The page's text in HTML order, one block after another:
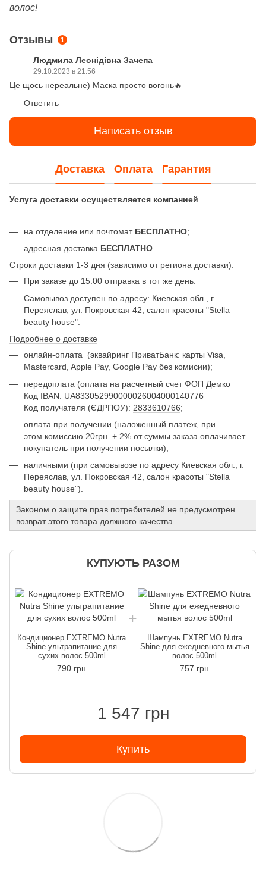
волос!
Отзывы 1
Людмила Леонідівна Зачепа
29.10.2023 в 21:56
Це щось нереальне) Маска просто вогонь🔥
Ответить
Написать отзыв
Доставка Оплата Гарантия
Услуга доставки осуществляется компанией
на отделение или почтомат БЕСПЛАТНО;
адресная доставка БЕСПЛАТНО
Строки доставки 1-3 дня (зависимо от региона доставки).
При заказе до 15:00 отправка в тот же день.
Самовывоз доступен по адресу: Киевская обл., г.
Переяслав, ул. Покровская 42, салон красоты "Stella
beauty house".
Подробнее о доставке
онлайн-оплата
(эквайринг ПриватБанк: карты Visa,
Mastercard, Apple Pay, Google Pay без комисии);
передоплата (оплата на расчетный счет ФОП Демко
Код IBAN: UA833052990000026004000140776
Код получателя (ЄДРПОУ): 2833610766;
оплата при получении (наложенный платеж, при
этом комиссию 20грн. + 2% от суммы заказа оплачивает
покупатель при получении посылки);
наличными (при самовывозе по адресу Киевская обл., г.
Переяслав, ул. Покровская 42, салон красоты "Stella
beauty house").
Законом о защите прав потребителей не предусмотрен
возврат этого товара должного качества.
КУПУЮТЬ РАЗОМ
Кондиционер EXTREMO Nutra
Shine ультрапитание для
сухих волос 500ml
790 грн
Шампунь EXTREMO Nutra
Shine для ежедневного мытья
волос 500ml
757 грн
1 547 грн
Купить